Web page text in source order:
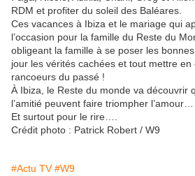
RDM et profiter du soleil des Baléares.
Ces vacances à Ibiza et le mariage qui
l’occasion pour la famille du Reste du
obligeant la famille à se poser les
jour les vérités cachées et tout mettre
rancoeurs du passé !
À Ibiza, le Reste du monde va découvrir
l’amitié peuvent faire triompher
Et surtout pour le rire….
Crédit photo : Patrick Robert / W9
#Actu TV #W9